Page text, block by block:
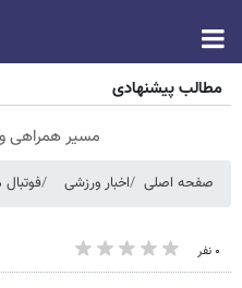
مطالب پیشنهادی
مسیر همراهی و
صفحه اصلی اخبار ورزشی
۰ نفر